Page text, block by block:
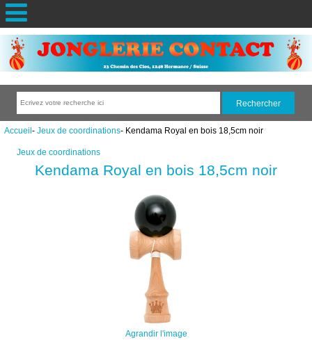
Accueil- Jeux de coordinations- Kendama Royal en bois 18,5cm noir
Jeux de coordinations
Kendama Royal en bois 18,5cm noir
Agrandir l'image